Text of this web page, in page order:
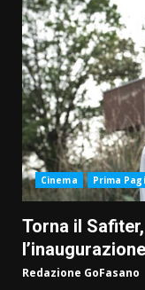
Cinema Prima
Torna il
Redazione GoFasano